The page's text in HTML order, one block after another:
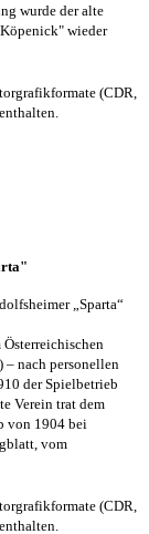
wurde der alte
wieder
(CDR,
„Sparta“
– nach personellen
der Spielbetrieb
Verein trat dem
von 1904 bei
vom
(CDR,